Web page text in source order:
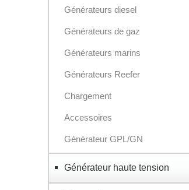
Générateurs diesel
Générateurs de gaz
Générateurs marins
Générateurs Reefer
Chargement
Accessoires
Générateur GPL/GN
Générateur haute tension